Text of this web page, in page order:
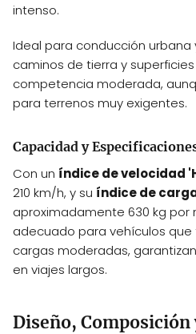
intenso.
Ideal para conducción
caminos de tierra y
competencia moderada,
para terrenos muy exigentes.
Capacidad y
Con un índice de velocidad
210 km/h, y su índice de
aproximadamente 630 kg por
adecuado para vehículos
cargas moderadas,
en viajes largos.
Diseño,